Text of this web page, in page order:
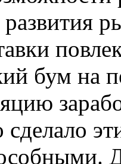
развития
бум на